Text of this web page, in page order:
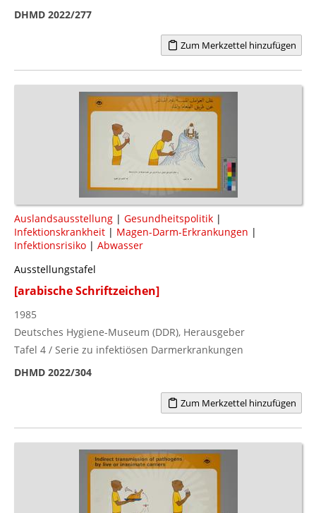
DHMD 2022/277
Zum Merkzettel hinzufügen
Auslandsausstellung | Gesundheitspolitik |
Infektionskrankheit | Magen-Darm-Erkrankungen |
Infektionsrisiko | Abwasser
Ausstellungstafel
[arabische Schriftzeichen]
1985
Deutsches Hygiene-Museum (DDR), Herausgeber
Tafel 4 / Serie zu infektiösen Darmerkrankungen
DHMD 2022/304
Zum Merkzettel hinzufügen